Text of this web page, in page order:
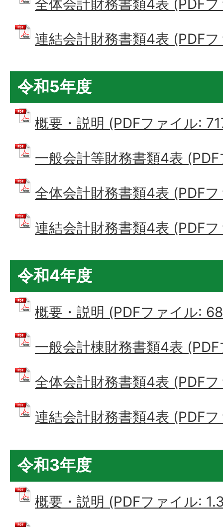
全体会計財務書類4表 (PDF
連結会計財務書類4表 (PDF
令和5年度
概要・説明 (PDFファイル:
一般会計等財務書類4表
全体会計財務書類4表 (PDF
連結会計財務書類4表 (PDF
令和4年度
概要・説明 (PDFファイル:
一般会計棟財務書類4表
全体会計財務書類4表 (PDF
連結会計財務書類4表 (PDF
令和3年度
概要・説明 (PDFファイル: